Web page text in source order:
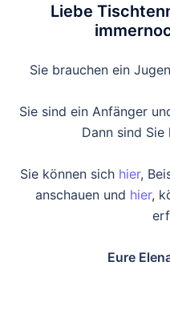
Liebe
Sie brauchen ein
Sie sind ein Anfänger
Dann sind
Sie können sich hier,
anschauen und hier,
Eure